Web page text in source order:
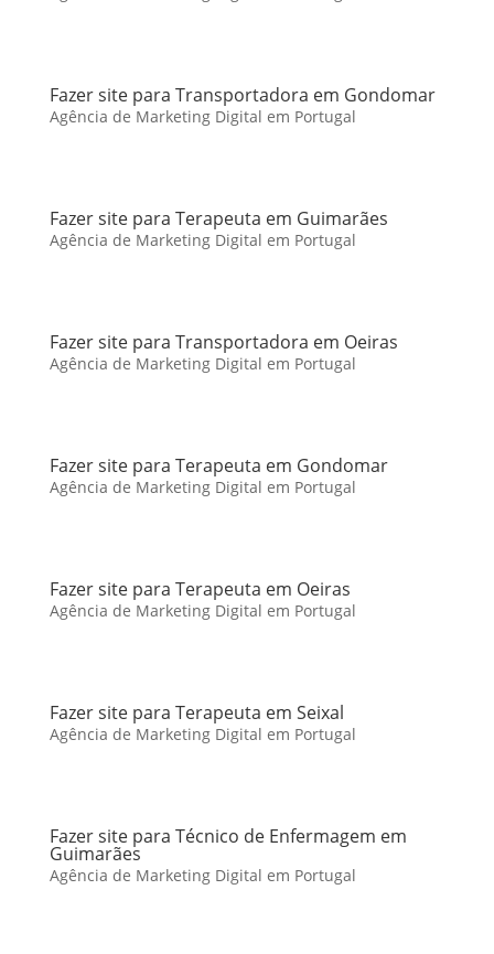
Fazer site para Transportadora em Gondomar
Agência de Marketing Digital em Portugal
Fazer site para Terapeuta em Guimarães
Agência de Marketing Digital em Portugal
Fazer site para Transportadora em Oeiras
Agência de Marketing Digital em Portugal
Fazer site para Terapeuta em Gondomar
Agência de Marketing Digital em Portugal
Fazer site para Terapeuta em Oeiras
Agência de Marketing Digital em Portugal
Fazer site para Terapeuta em Seixal
Agência de Marketing Digital em Portugal
Fazer site para Técnico de Enfermagem em
Guimarães
Agência de Marketing Digital em Portugal